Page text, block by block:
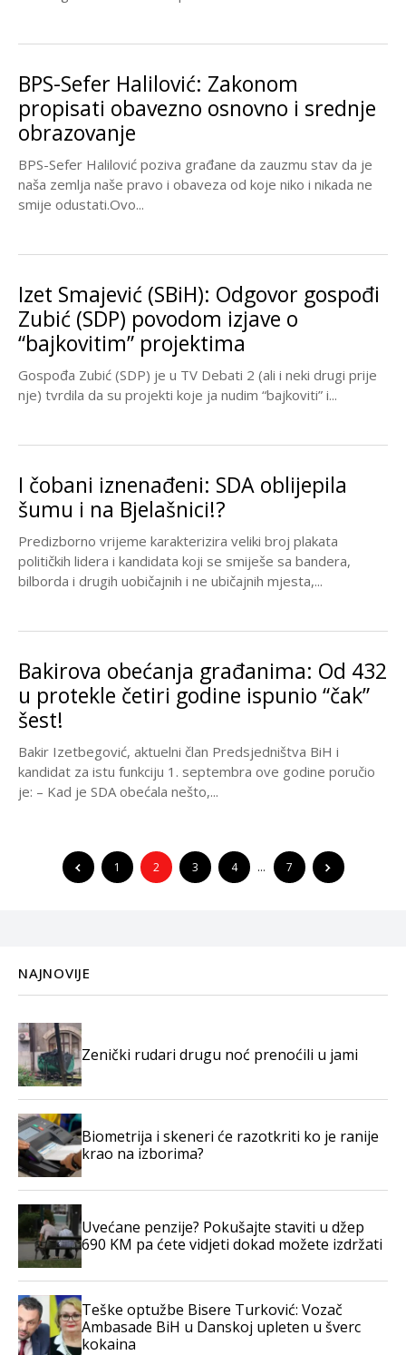
BPS-Sefer Halilović: Zakonom
propisati obavezno osnovno i srednje
obrazovanje
BPS-Sefer Halilović poziva građane da zauzmu stav da je
naša zemlja naše pravo i obaveza od koje niko i nikada ne
smije odustati.Ovo...
Izet Smajević (SBiH): Odgovor gospođi
Zubić (SDP) povodom izjave o
“bajkovitim” projektima
Gospođa Zubić (SDP) je u TV Debati 2 (ali i neki drugi prije
nje) tvrdila da su projekti koje ja nudim “bajkoviti” i...
I čobani iznenađeni: SDA oblijepila
šumu i na Bjelašnici!?
Predizborno vrijeme karakterizira veliki broj plakata
političkih lidera i kandidata koji se smiješe sa bandera,
bilborda i drugih uobičajnih i ne ubičajnih mjesta,...
Bakirova obećanja građanima: Od 432
u protekle četiri godine ispunio “čak”
šest!
Bakir Izetbegović, aktuelni član Predsjedništva BiH i
kandidat za istu funkciju 1. septembra ove godine poručio
je: – Kad je SDA obećala nešto,...
1 2 3 4 … 7
NAJNOVIJE
Zenički rudari drugu noć prenoćili u jami
Biometrija i skeneri će razotkriti ko je ranije
krao na izborima?
Uvećane penzije? Pokušajte staviti u džep
690 KM pa ćete vidjeti dokad možete izdržati
Teške optužbe Bisere Turković: Vozač
Ambasade BiH u Danskoj upleten u šverc
kokaina